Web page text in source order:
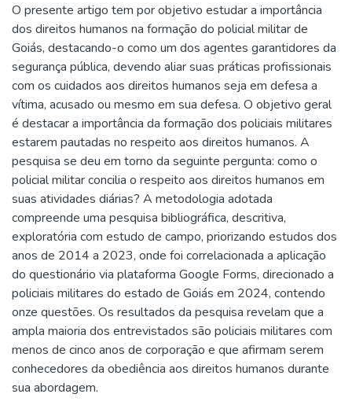
O presente artigo tem por objetivo estudar a importância
dos direitos humanos na formação do policial militar de
Goiás, destacando-o como um dos agentes garantidores da
segurança pública, devendo aliar suas práticas profissionais
com os cuidados aos direitos humanos seja em defesa a
vítima, acusado ou mesmo em sua defesa. O objetivo geral
é destacar a importância da formação dos policiais militares
estarem pautadas no respeito aos direitos humanos. A
pesquisa se deu em torno da seguinte pergunta: como o
policial militar concilia o respeito aos direitos humanos em
suas atividades diárias? A metodologia adotada
compreende uma pesquisa bibliográfica, descritiva,
exploratória com estudo de campo, priorizando estudos dos
anos de 2014 a 2023, onde foi correlacionada a aplicação
do questionário via plataforma Google Forms, direcionado a
policiais militares do estado de Goiás em 2024, contendo
onze questões. Os resultados da pesquisa revelam que a
ampla maioria dos entrevistados são policiais militares com
menos de cinco anos de corporação e que afirmam serem
conhecedores da obediência aos direitos humanos durante
sua abordagem.